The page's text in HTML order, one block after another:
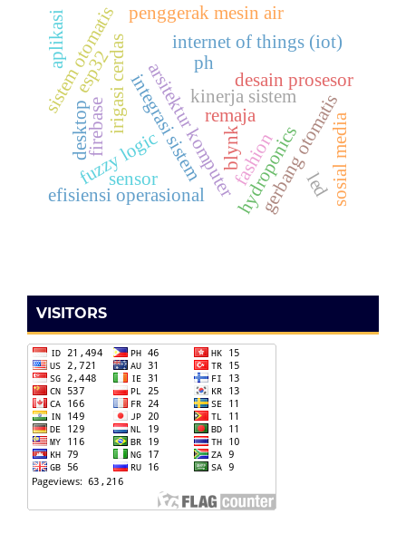
arsitektur komputer
efisiensi operasional
kinerja sistem
desain prosesor
integrasi sistem
irigasi cerdas
gerbang otomatis
hydroponics
ph
fuzzy logic blynk
internet of things (iot)
sensor
sistem otomatis penggerak mesin air
esp32
firebase
fashion
remaja sosial media
aplikasi
desktop
led
VISITORS